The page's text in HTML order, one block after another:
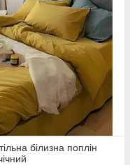
білизна поплін